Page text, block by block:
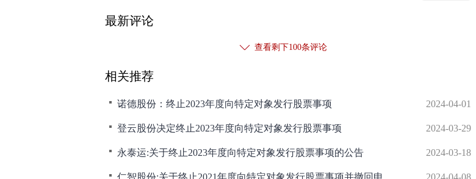
最新评论
查看剩下100条评论
相关推荐
诺德股份：终止2023年度向特定对象发行股票事项 2024-04-01
登云股份决定终止2023年度向特定对象发行股票事项 2024-03-29
永泰运:关于终止2023年度向特定对象发行股票事项的公告 2024-03-18
2024-04-08